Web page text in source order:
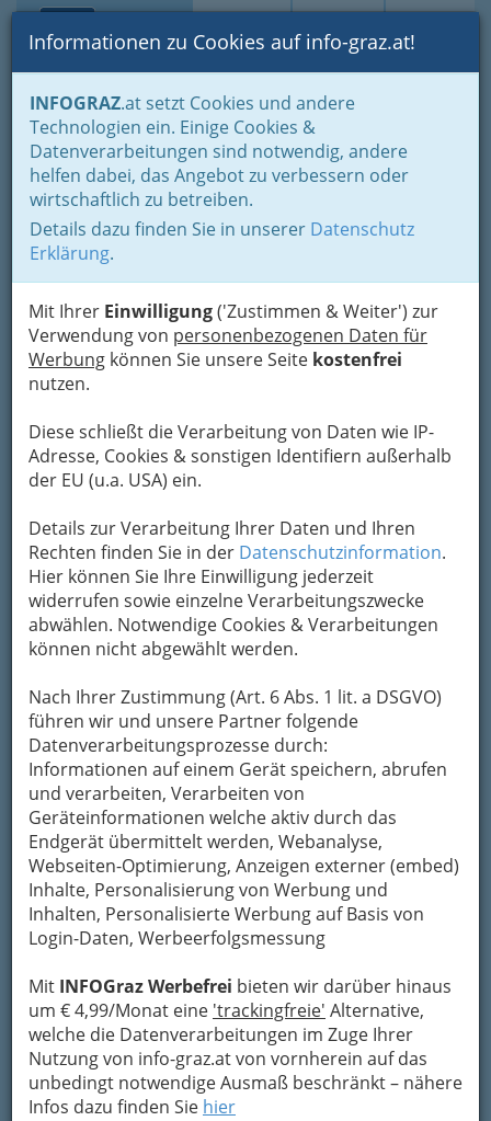
Suche Login Toggle
Informationen zu Cookies auf info-graz.at!
INFOGRAZ.at setzt Cookies und andere
Technologien ein. Einige Cookies &
Datenverarbeitungen sind notwendig, andere
helfen dabei, das Angebot zu verbessern oder
wirtschaftlich zu betreiben.
Details dazu finden Sie in unserer Datenschutz
Erklärung.
Mit Ihrer Einwilligung('Zustimmen & Weiter') zur
Verwendung von personenbezogenen Daten für
Werbung können Sie unsere Seite kostenfrei
nutzen.
Diese schließt die Verarbeitung von Daten wie IP-
Adresse, Cookies & sonstigen Identifiern außerhalb
der EU (u.a. USA) ein.
Details zur Verarbeitung Ihrer Daten und Ihren
Rechten finden Sie in der Datenschutzinformation.
Hier können Sie Ihre Einwilligung jederzeit
widerrufen sowie einzelne Verarbeitungszwecke
abwählen. Notwendige Cookies & Verarbeitungen
können nicht abgewählt werden.
Nach Ihrer Zustimmung (Art. 6 Abs. 1 lit. a DSGVO)
führen wir und unsere Partner folgende
Datenverarbeitungsprozesse durch:
Informationen auf einem Gerät speichern, abrufen
und verarbeiten, Verarbeiten von
Geräteinformationen welche aktiv durch das
Endgerät übermittelt werden, Webanalyse,
Webseiten-Optimierung, Anzeigen externer (embed)
Inhalte, Personalisierung von Werbung und
Inhalten, Personalisierte Werbung auf Basis von
Login-Daten, Werbeerfolgsmessung
Mit INFOGraz Werbefrei bieten wir darüber hinaus
um € 4,99/Monat eine 'trackingfreie' Alternative,
welche die Datenverarbeitungen im Zuge Ihrer
Nutzung von info-graz.at von vornherein auf das
unbedingt notwendige Ausmaß beschränkt – nähere
Infos dazu finden Sie hier
Home Gastronomie
Unterkünfte, Beherbergung
Pensionen in Stadt und Land
Ing. Helmut Radgam -
Appartements Diagonal
Rösselmühlgasse 24, 8020 Graz
+43 316 711 118
+43 316 711 118 - 20
Karte
Adresse mit Google Maps anschauen
Kontaktaufnahme
Um die Info-Graz Firmenvor Spam-Mails zu
bewahren, verwenden wir an dieser Stelle zur
Übermittlung Ihrer Nachricht ein sicheres
Formular. Ihre Nachricht wird nach dem
Unternehmen Ing. Helmut Radgam -
Appartements Diagonal weitergeleitet.
Mein Name
Meine Email Adresse
Mein Betreff
Meine Nachricht